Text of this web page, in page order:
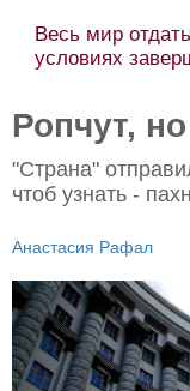
мир отдать за
завершения
Ропчут,
"Страна"
чтоб узнать -
Анастасия Рафал